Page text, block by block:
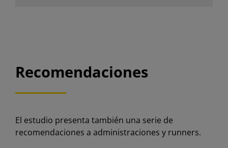
Recomendaciones
El estudio presenta también una serie de
recomendaciones a administraciones y runners.